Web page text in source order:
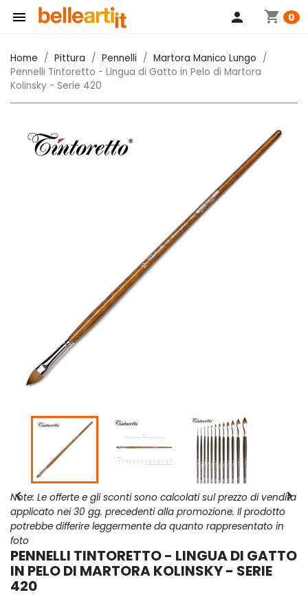
 shopping_cart 0
person
Home Pittura Pennelli
Martora Manico Lungo
Pennelli Tintoretto - Lingua di Gatto in Pelo di Martora
Kolinsky - Serie 420
 
Note: Le offerte e gli sconti sono calcolati sul prezzo di vendita
applicato nei 30 gg. precedenti alla promozione. Il prodotto
potrebbe differire leggermente da quanto rappresentato in
foto
PENNELLI TINTORETTO - LINGUA DI GATTO
IN PELO DI MARTORA KOLINSKY - SERIE
420